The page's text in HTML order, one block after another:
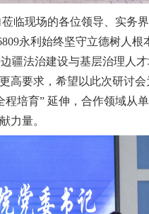
临现场的各位领导、实务
永利始终坚守立德树人根
疆法治建设与基层治理人
高要求，希望以此次研讨
程培育” 延伸 ， 合作领域从
力量。